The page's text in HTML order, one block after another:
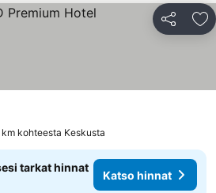
Jaa
km kohteesta Keskusta
tarkat hinnat
Katso hinnat